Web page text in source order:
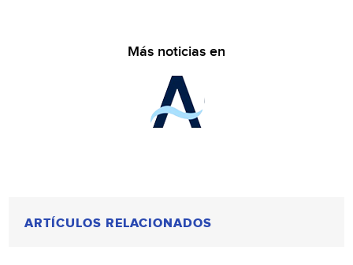
Más noticias en
ARTÍCULOS RELACIONADOS